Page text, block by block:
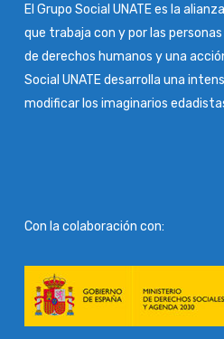
El Grupo Social UNATE es la
que trabaja con y por las
de derechos humanos y una
Social UNATE desarrolla una
modificar los imaginarios
Con la colaboración con: